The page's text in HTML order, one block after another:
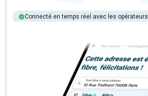
Connecté en temps réel avec les opérateurs